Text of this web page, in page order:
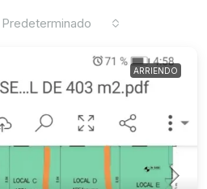
Predeterminado
ARRIENDO